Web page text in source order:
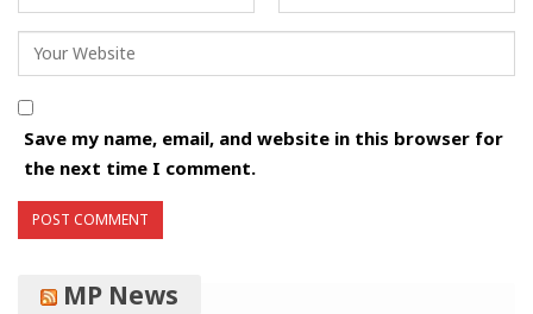
Save my name, email, and website in this browser for
the next time I comment.
MP News